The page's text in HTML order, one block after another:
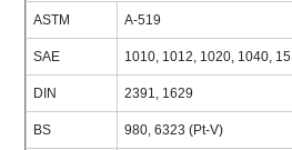
ASTM A-519
SAE 1010, 1012, 1020, 1040,
DIN 2391, 1629
BS 980, 6323 (Pt-V)